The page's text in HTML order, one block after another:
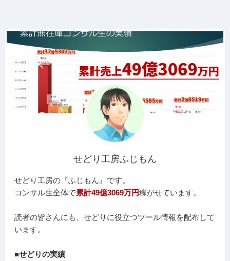
せどり工房ふじもん
せどり工房の『ふじもん』です。
コンサル生全体で累計49億3069万円稼がせています。
読者の皆さんにも、せどりに役立つツール情報を配布して
います。
■せどりの実績